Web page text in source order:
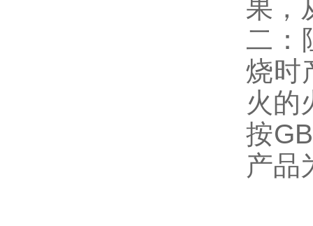
果，
二：
烧时
火的
按
产品